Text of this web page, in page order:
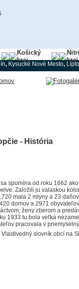
Košický
kraj
kraj
, Kysucké Nové Mesto,
- História
spomína od roku 1662
Založili ju valaskou
mala 2 mlyny a 23
domov a 2971
ženy zberom a
1933 tu bola veľká
pracovala v
Vlastivedný slovník obcí na